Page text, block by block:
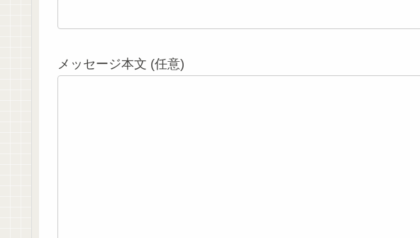
メッセージ本文 (任意)